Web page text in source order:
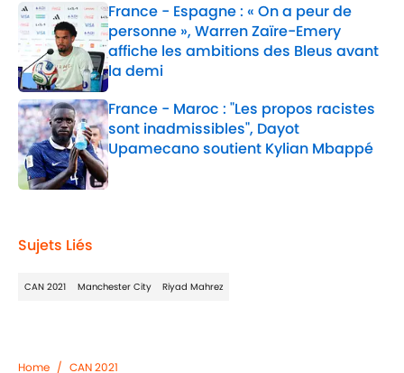
France - Espagne : « On a peur de
personne », Warren Zaïre-Emery
affiche les ambitions des Bleus avant
la demi
Published by on Invalid Date
France - Maroc : "Les propos racistes
sont inadmissibles", Dayot
Upamecano soutient Kylian Mbappé
Published by on Invalid Date
Sujets Liés
CAN 2021 Manchester City Riyad Mahrez
Home / CAN 2021